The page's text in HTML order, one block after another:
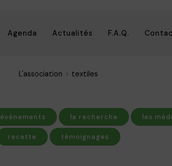
Agenda Actualités F.A.Q.
L'association textiles
événements la recherche les
recette témoignages